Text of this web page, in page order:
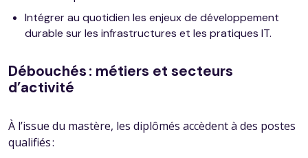
Intégrer au quotidien les enjeux de développement
durable sur les infrastructures et les pratiques IT.
Débouchés : métiers et secteurs
d’activité
À l’issue du mastère, les diplômés accèdent à des postes
qualifiés :